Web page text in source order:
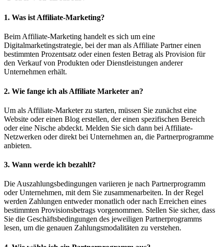
1. Was ist Affiliate-Marketing?
Beim Affiliate-Marketing handelt es sich um eine
Digitalmarketingstrategie, bei der man als Affiliate Partner einen
bestimmten Prozentsatz oder einen festen Betrag als Provision für
den Verkauf von Produkten oder Dienstleistungen anderer
Unternehmen erhält.
2. Wie fange ich als Affiliate Marketer an?
Um als Affiliate-Marketer zu starten, müssen Sie zunächst eine
Website oder einen Blog erstellen, der einen spezifischen Bereich
oder eine Nische abdeckt. Melden Sie sich dann bei Affiliate-
Netzwerken oder direkt bei Unternehmen an, die Partnerprogramme
anbieten.
3. Wann werde ich bezahlt?
Die Auszahlungsbedingungen variieren je nach Partnerprogramm
oder Unternehmen, mit dem Sie zusammenarbeiten. In der Regel
werden Zahlungen entweder monatlich oder nach Erreichen eines
bestimmten Provisionsbetrags vorgenommen. Stellen Sie sicher, dass
Sie die Geschäftsbedingungen des jeweiligen Partnerprogramms
lesen, um die genauen Zahlungsmodalitäten zu verstehen.